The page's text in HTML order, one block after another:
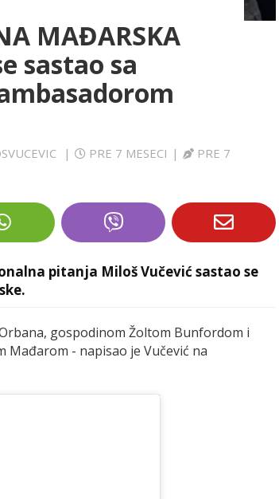
MAĐARSKA
sastao sa
| PRE 7 MESECI |
PRE 7
pitanja Miloš Vučević sastao se
gospodinom Žoltom Bunfordom i
Mađarom - napisao je Vučević na